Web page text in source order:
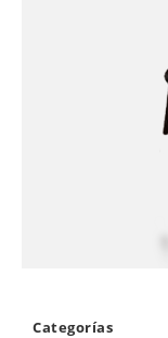
Categorías